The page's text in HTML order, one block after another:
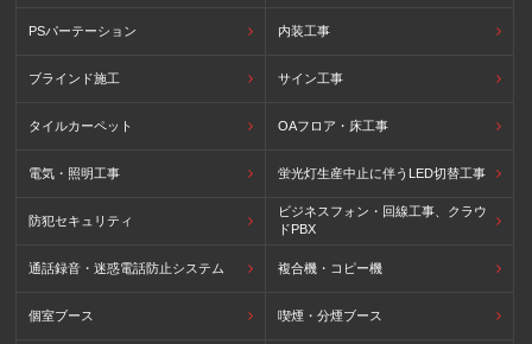
PSパーテーション 内装工事
ブラインド施工 サイン工事
タイルカーペット OAフロア・床工事
電気・照明工事 蛍光灯生産中止に伴うLED切替工事
防犯セキュリティ
ビジネスフォン・回線工事、クラウ
ドPBX
通話録音・迷惑電話防止システム 複合機・コピー機
個室ブース 喫煙・分煙ブース